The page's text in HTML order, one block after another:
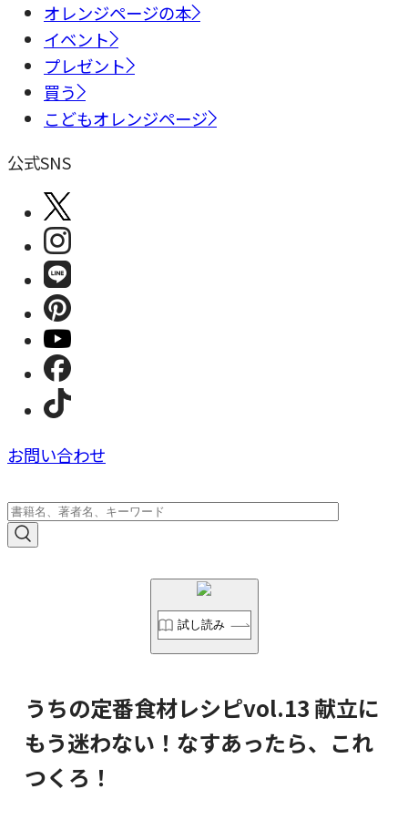
オレンジページの本
イベント
プレゼント
買う
こどもオレンジページ
公式SNS
お問い合わせ
試し読み
うちの定番食材レシピvol.13 献立に
もう迷わない！なすあったら、これ
つくろ！